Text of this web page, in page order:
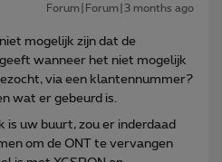
Forum|Forum|3 months ago
mogelijk zijn dat de
wanneer het niet mogelijk
via een klantennummer?
wat er gebeurd is.
is uw buurt, zou er inderdaad
om de ONT te vervangen